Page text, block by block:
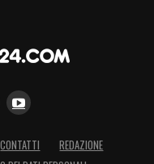
TOP NEWS
CONTATTI
REDAZIONE